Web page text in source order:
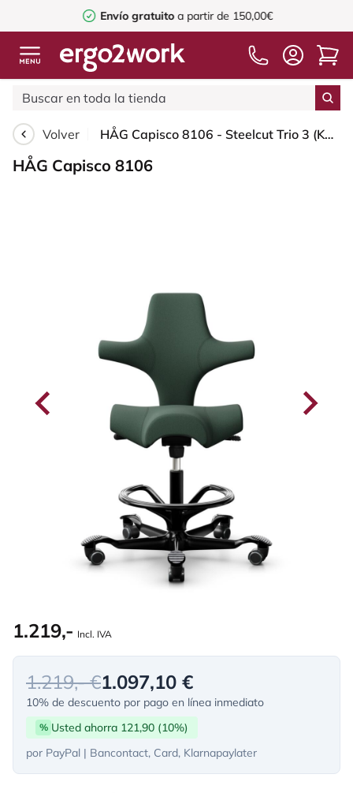
Envío gratuitoa partir de 150,00€
Volver HÅG Capisco 8106 - Steelcut Trio 3 (Kvadrat) - Lana / Poliamida - STT966 Brown grey - Black - 265 mm (seat height 53-79cm) - Soft castors for hard floors
HÅG Capisco 8106
1.219,- Incl. IVA
1.219,- €1.097,10 €
10% de descuento por pago en línea inmediato
% Usted ahorra 121,90 (10%)
por PayPal | Bancontact, Card, Klarnapaylater